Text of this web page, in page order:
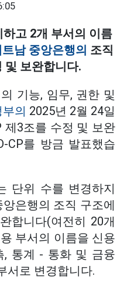
고 2개 부서의 이름
트남 중앙은행의 조직
및 보완합니다.
기능, 임무, 권한 및
부의 2025년 2월 24일
제3조를 수정 및 보완
CP를 방금 발표했습
단위 수를 변경하지
은행의 조직 구조에
합니다(여전히 20개
부서의 이름을 신용
, 통계 - 통화 및 금융
서로 변경합니다.